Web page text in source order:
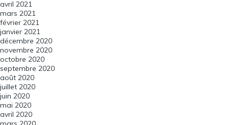
avril 2021
mars 2021
février 2021
janvier 2021
décembre 2020
novembre 2020
octobre 2020
septembre 2020
août 2020
juillet 2020
juin 2020
mai 2020
avril 2020